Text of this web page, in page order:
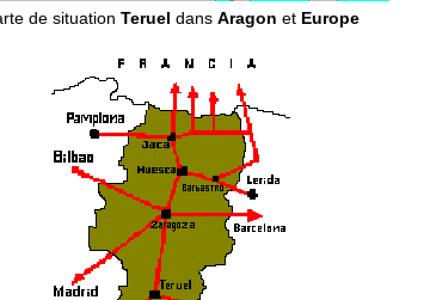
de situation Teruel dans Aragon et Europe